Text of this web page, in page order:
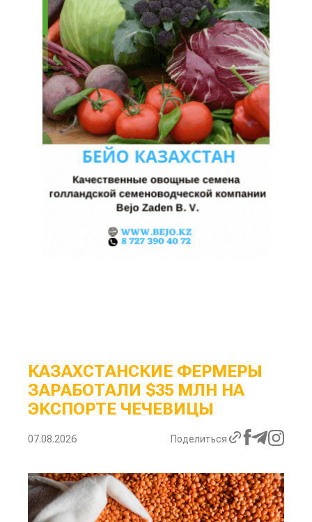
КАЗАХСТАНСКИЕ ФЕРМЕРЫ
ЗАРАБОТАЛИ $35 МЛН НА
ЭКСПОРТЕ ЧЕЧЕВИЦЫ
07.08.2026 Поделиться